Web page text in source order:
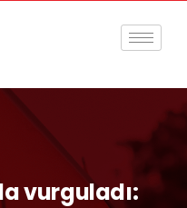
vurguladı: